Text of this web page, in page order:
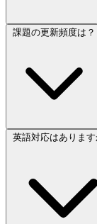
1日利用は1,800
す。初回のみ登
課題の更新頻度は？
2〜4ヶ月ごとに
なシーケンスで
わっているので
ます。
英語対応はあります